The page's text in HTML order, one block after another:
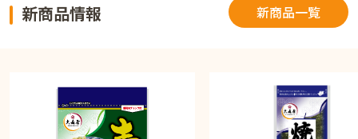
新商品情報 新商品一覧